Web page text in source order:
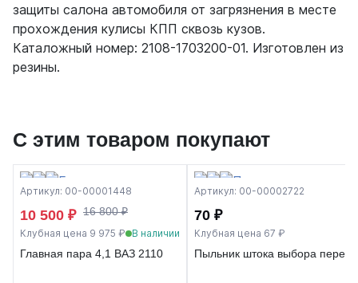
защиты салона автомобиля от загрязнения в месте
прохождения кулисы КПП сквозь кузов.
Каталожный номер: 2108-1703200-01. Изготовлен из
резины.
С этим товаром покупают
Артикул: 00-00001448
10 500 ₽ 16 800 ₽
Клубная цена 9 975 ₽ В наличии
Главная пара 4,1 ВАЗ 2110
Артикул: 00-00002722
70 ₽
Клубная цена 67 ₽
Пыльник штока выбора